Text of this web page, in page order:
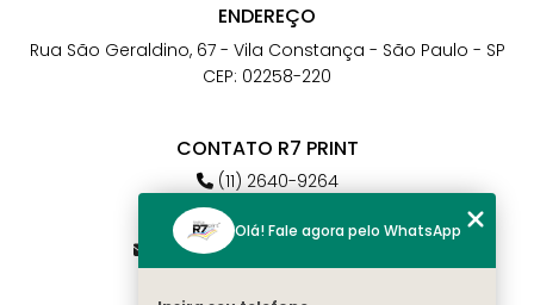
ENDEREÇO
Rua São Geraldino, 67 - Vila Constança - São Paulo - SP
CEP: 02258-220
CONTATO R7 PRINT
(11) 2640-9264
(11) 98784-6664
atendimento@r7print.com.br
Olá! Fale agora pelo WhatsApp